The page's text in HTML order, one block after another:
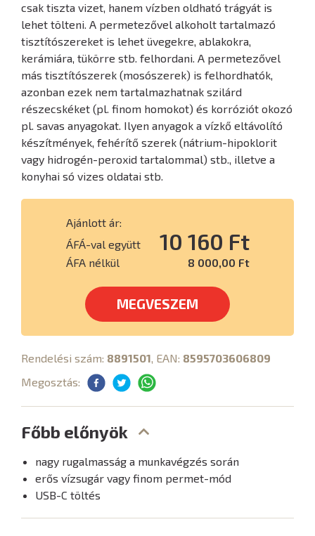
csak tiszta vizet, hanem vízben oldható trágyát is
lehet tölteni. A permetezővel alkoholt tartalmazó
tisztítószereket is lehet üvegekre, ablakokra,
kerámiára, tükörre stb. felhordani. A permetezővel
más tisztítószerek (mosószerek) is felhordhatók,
azonban ezek nem tartalmazhatnak szilárd
részecskéket (pl. finom homokot) és korróziót okozó
pl. savas anyagokat. Ilyen anyagok a vízkő eltávolító
készítmények, fehérítő szerek (nátrium-hipoklorit
vagy hidrogén-peroxid tartalommal) stb., illetve a
konyhai só vizes oldatai stb.
Ajánlott ár:
ÁFÁ-val együtt
10 160 Ft
ÁFA nélkül 8 000,00 Ft
MEGVESZEM
Rendelési szám: 8891501, EAN: 8595703606809
Megosztás:
Főbb előnyök
nagy rugalmasság a munkavégzés során
erős vízsugár vagy finom permet-mód
USB-C töltés